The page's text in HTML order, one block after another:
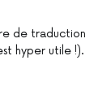
de traduction
hyper utile !).